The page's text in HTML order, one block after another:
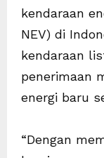
kendaraan
NEV) di
kendaraan
penerimaan
energi baru
“Dengan